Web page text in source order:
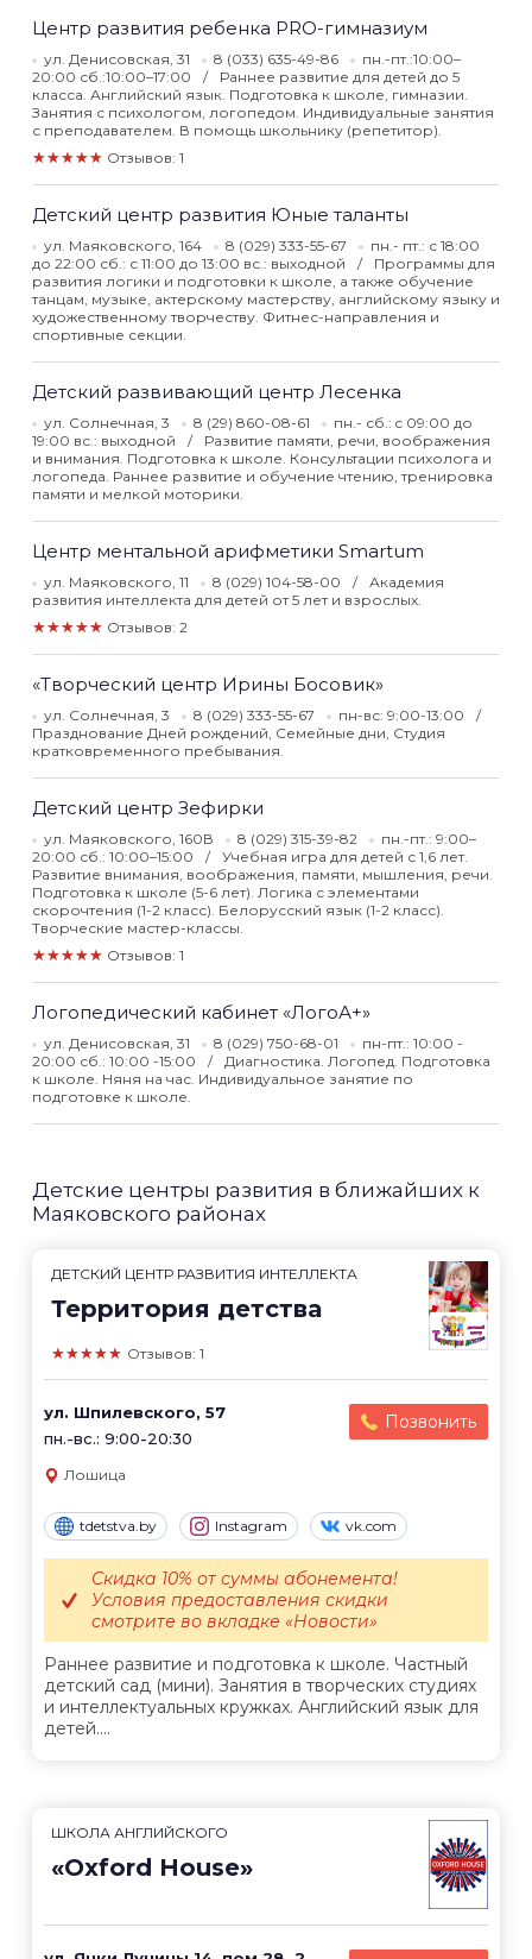
Центр развития ребенка PRO-гимназиум
ул. Денисовская, 31 8 (033) 635-49-86
пн.-пт.:10:00–
20:00 сб.:10:00–17:00
Раннее развитие для детей до 5
класса. Английский язык. Подготовка к школе, гимназии.
Занятия с психологом, логопедом. Индивидуальные занятия
с преподавателем. В помощь школьнику (репетитор).
★★★★★ Отзывов: 1
Детский центр развития Юные таланты
ул. Маяковского, 164 8 (029) 333-55-67
пн.- пт.: с 18:00
до 22:00 сб.: с 11:00 до 13:00 вс.: выходной
Программы для
развития логики и подготовки к школе, а также обучение
танцам, музыке, актерскому мастерству, английскому языку и
художественному творчеству. Фитнес-направления и
спортивные секции.
Детский развивающий центр Лесенка
ул. Солнечная, 3 8 (29) 860-08-61
пн.- сб.: c 09:00 до
19:00 вс.: выходной
Развитие памяти, речи, воображения
и внимания. Подготовка к школе. Консультации психолога и
логопеда. Раннее развитие и обучение чтению, тренировка
памяти и мелкой моторики.
Центр ментальной арифметики Smartum
ул. Маяковского, 11 8 (029) 104-58-00
Академия
развития интеллекта для детей от 5 лет и взрослых.
★★★★★ Отзывов: 2
«Творческий центр Ирины Босовик»
ул. Солнечная, 3 8 (029) 333-55-67
пн-вс: 9:00-13:00
Празднование Дней рождений, Семейные дни, Студия
кратковременного пребывания.
Детский центр Зефирки
ул. Маяковского, 160В 8 (029) 315-39-82
пн.-пт.: 9:00–
20:00 сб.: 10:00–15:00
Учебная игра для детей с 1,6 лет.
Развитие внимания, воображения, памяти, мышления, речи.
Подготовка к школе (5-6 лет). Логика с элементами
скорочтения (1-2 класс). Белорусский язык (1-2 класс).
Творческие мастер-классы.
★★★★★ Отзывов: 1
Логопедический кабинет «ЛогоА+»
ул. Денисовская, 31 8 (029) 750-68-01
пн-пт.: 10:00 -
20:00 сб.: 10:00 -15:00
Диагностика. Логопед. Подготовка
к школе. Няня на час. Индивидуальное занятие по
подготовке к школе.
Детские центры развития в ближайших к
Маяковского районах
ДЕТСКИЙ ЦЕНТР РАЗВИТИЯ ИНТЕЛЛЕКТА
Территория детства
★★★★★ Отзывов: 1
ул. Шпилевского, 57
пн.-вс.: 9:00-20:30
Позвонить
Лошица
tdetstva.by Instagram vk.com
Раннее развитие и подготовка к школе. Частный
детский сад (мини). Занятия в творческих студиях
и интеллектуальных кружках. Английский язык для
детей....
Скидка 10% от суммы абонемента!
Условия предоставления скидки
смотрите во вкладке «Новости»
ШКОЛА АНГЛИЙСКОГО
«Oxford House»